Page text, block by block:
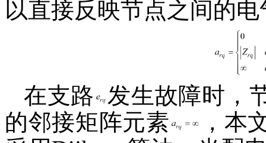
以直接反映节点之间的
在支路
发生故障时，
的邻接矩阵元素
，本